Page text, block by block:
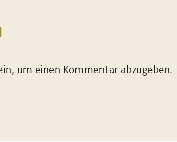
um einen Kommentar abzugeben.